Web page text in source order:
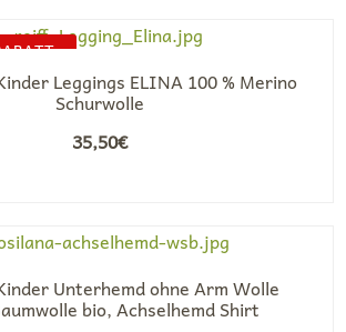
Leggings ELINA 100 % Merino
Schurwolle
35,50€
Unterhemd ohne Arm Wolle
bio, Achselhemd Shirt